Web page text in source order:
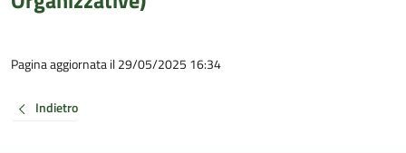
Pagina aggiornata il 29/05/2025 16:34
Indietro